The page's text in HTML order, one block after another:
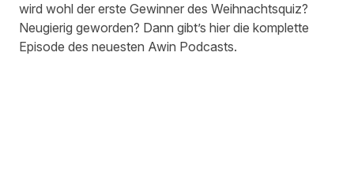
wird wohl der erste Gewinner des Weihnachtsquiz?
Neugierig geworden? Dann gibt’s hier die komplette
Episode des neuesten Awin Podcasts.